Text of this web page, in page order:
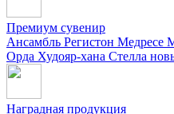
Премиум сувенир
Ансамбль Регистон Медресе
Орда Худояр-хана Стелла
Наградная продукция